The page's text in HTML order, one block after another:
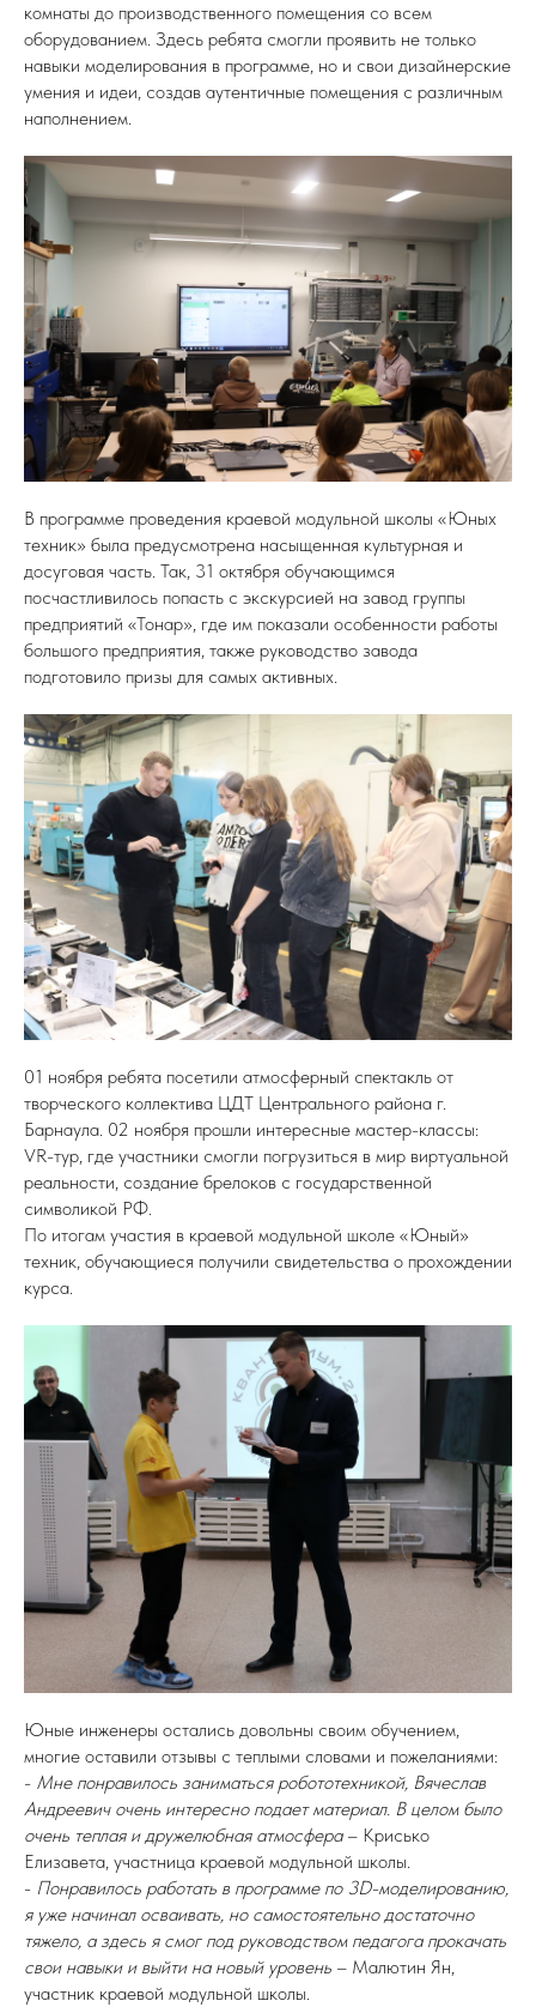
комнаты до производственного помещения со всем
оборудованием. Здесь ребята смогли проявить не только
навыки моделирования в программе, но и свои дизайнерские
умения и идеи, создав аутентичные помещения с различным
наполнением.
В программе проведения краевой модульной школы «Юных
техник» была предусмотрена насыщенная культурная и
досуговая часть. Так, 31 октября обучающимся
посчастливилось попасть с экскурсией на завод группы
предприятий «Тонар», где им показали особенности работы
большого предприятия, также руководство завода
подготовило призы для самых активных.
01 ноября ребята посетили атмосферный спектакль от
творческого коллектива ЦДТ Центрального района г.
Барнаула. 02 ноября прошли интересные мастер-классы:
VR-тур, где участники смогли погрузиться в мир виртуальной
реальности, создание брелоков с государственной
символикой РФ.
По итогам участия в краевой модульной школе «Юный»
техник, обучающиеся получили свидетельства о прохождении
курса.
Юные инженеры остались довольны своим обучением,
многие оставили отзывы с теплыми словами и пожеланиями:
- Мне понравилось заниматься робототехникой, Вячеслав
Андреевич очень интересно подает материал. В целом было
очень теплая и дружелюбная атмосфера– Крисько
Елизавета, участница краевой модульной школы.
- Понравилось работать в программе по 3D-моделированию,
я уже начинал осваивать, но самостоятельно достаточно
тяжело, а здесь я смог под руководством педагога прокачать
свои навыки и выйти на новый уровень – Малютин Ян,
участник краевой модульной школы.